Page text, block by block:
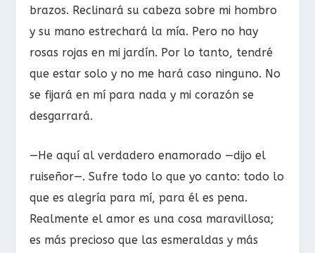
brazos. Reclinará su cabeza sobre mi hombro
y su mano estrechará la mía. Pero no hay
rosas rojas en mi jardín. Por lo tanto, tendré
que estar solo y no me hará caso ninguno. No
se fijará en mí para nada y mi corazón se
desgarrará.
—He aquí al verdadero enamorado —dijo el
ruiseñor—. Sufre todo lo que yo canto: todo lo
que es alegría para mí, para él es pena.
Realmente el amor es una cosa maravillosa;
es más precioso que las esmeraldas y más